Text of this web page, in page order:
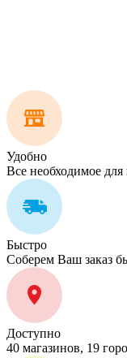
Удобно
Все необходимое
Быстро
Соберем Ваш заказ
Доступно
40 магазинов, 19